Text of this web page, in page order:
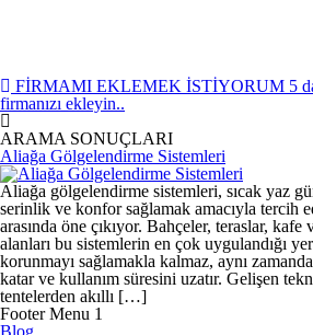
FİRMAMI EKLEMEK İSTİYORUM 5
firmanızı ekleyin..
ARAMA SONUÇLARI
Aliağa Gölgelendirme Sistemleri
Aliağa gölgelendirme sistemleri, sıcak yaz
serinlik ve konfor sağlamak amacıyla tercih
arasında öne çıkıyor. Bahçeler, teraslar, kafe
alanları bu sistemlerin en çok uygulandığı
korunmayı sağlamakla kalmaz, aynı
katar ve kullanım süresini uzatır. Gelişen
tentelerden akıllı […]
Footer Menu 1
Blog